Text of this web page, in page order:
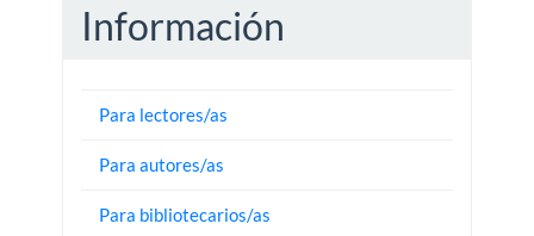
Información
Para lectores/as
Para autores/as
Para bibliotecarios/as